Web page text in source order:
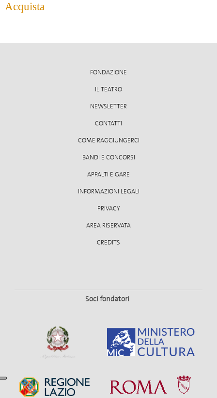
Acquista
FONDAZIONE
IL TEATRO
NEWSLETTER
CONTATTI
COME RAGGIUNGERCI
BANDI E CONCORSI
APPALTI E GARE
INFORMAZIONI LEGALI
PRIVACY
AREA RISERVATA
CREDITS
Soci fondatori